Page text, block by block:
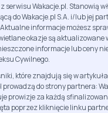
serwisu Wakacje.pl. Stanowią
do Wakacje.pl S.A. i/lub jej
informacje możesz
okazje są aktualizowane
informacje lub ceny
Cywilnego.
które znajdują się w
prowadzą do strony partnera:
prowizje za każdą
poprzez kliknięcie linku